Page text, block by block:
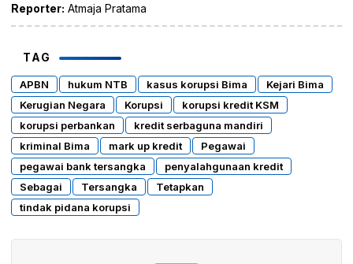
Reporter: Atmaja Pratama
TAG
APBN hukum NTB kasus korupsi Bima
Kejari Bima
Kerugian Negara
Korupsi
korupsi kredit KSM
korupsi perbankan
kredit serbaguna mandiri
kriminal Bima
mark up kredit
Pegawai
pegawai bank tersangka
penyalahgunaan kredit
Sebagai
Tersangka
Tetapkan
tindak pidana korupsi